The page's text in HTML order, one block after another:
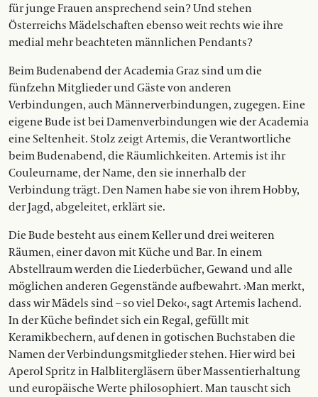
für junge Frauen ansprechend sein? Und stehen
Österreichs Mädelschaften ebenso weit rechts wie ihre
medial mehr beachteten männlichen Pendants?
Beim Budenabend der Academia Graz sind um die
fünfzehn Mitglieder und Gäste von anderen
Verbindungen, auch Männerverbindungen, zugegen. Eine
eigene Bude ist bei Damenverbindungen wie der Academia
eine Seltenheit. Stolz zeigt Artemis, die Verantwortliche
beim Budenabend, die Räumlichkeiten. Artemis ist ihr
Couleurname, der Name, den sie innerhalb der
Verbindung trägt. Den Namen habe sie von ihrem Hobby,
der Jagd, abgeleitet, erklärt sie.
Die Bude besteht aus einem Keller und drei weiteren
Räumen, einer davon mit Küche und Bar. In einem
Abstellraum werden die Liederbücher, Gewand und alle
möglichen anderen Gegenstände aufbewahrt. ›Man merkt,
dass wir Mädels sind – so viel Deko‹, sagt Artemis lachend.
In der Küche befindet sich ein Regal, gefüllt mit
Keramikbechern, auf denen in gotischen Buchstaben die
Namen der Verbindungsmitglieder stehen. Hier wird bei
Aperol Spritz in Halblitergläsern über Massentierhaltung
und europäische Werte philosophiert. Man tauscht sich